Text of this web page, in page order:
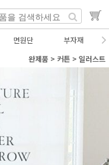
면원단
부자재
완제품 > 커튼 > 일러스트